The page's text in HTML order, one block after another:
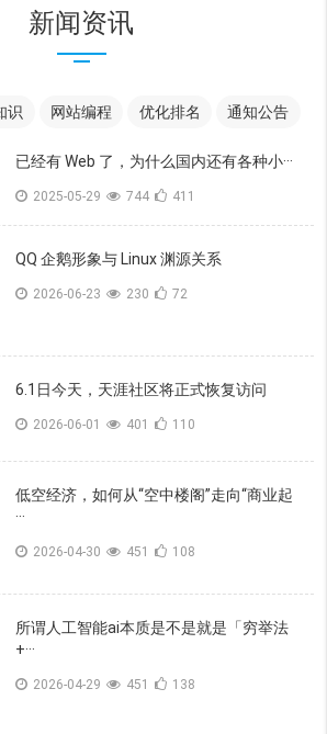
新闻资讯
识 网站编程 优化排名 通知公告
已经有 Web 了，为什么国内还有各种小···
2025-05-29 744 411
QQ 企鹅形象与 Linux 渊源关系
2026-06-23 230 72
6.1日今天，天涯社区将正式恢复访问
2026-06-01 401 110
低空经济，如何从“空中楼阁”走向“商业起
···
2026-04-30 451 108
所谓人工智能ai本质是不是就是「穷举法
+···
2026-04-29 451 138